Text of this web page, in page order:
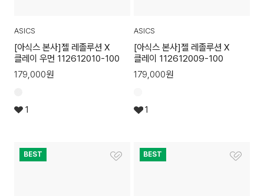
ASICS
[아식스 본사]젤 레졸루션 X
클레이 우먼 112612010-100
179,000원
1
ASICS
[아식스 본사]젤 레졸루션 X
클레이 112612009-100
179,000원
1
BEST BEST